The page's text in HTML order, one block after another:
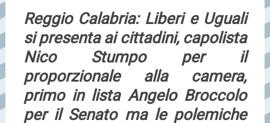
Reggio Calabria: Liberi e Uguali
si presenta ai cittadini, capolista
Nico Stumpo per il
proporzionale alla camera,
primo in lista Angelo Broccolo
per il Senato ma le polemiche